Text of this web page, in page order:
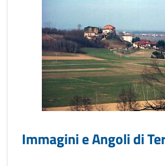
Immagini e Angoli di